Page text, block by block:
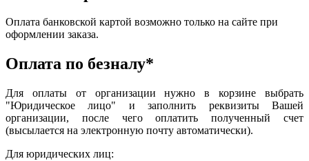
Оплата банковской картой возможно только на сайте при
оформлении заказа.
Оплата по безналу*
Для оплаты от организации нужно в корзине выбрать
"Юридическое лицо" и заполнить реквизиты Вашей
организации, после чего оплатить полученный счет
(высылается на электронную почту автоматически).
Для юридических лиц: